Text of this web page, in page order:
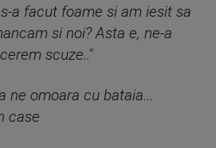
a facut foame si am iesit sa
si noi? Asta e, ne-a
scuze.."
ne omoara cu bataia...
case